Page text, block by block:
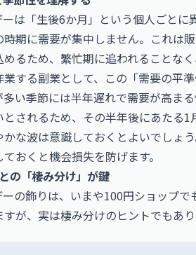
は「生後6か月」という個人ごと
時期に需要が集中しません。これは
めるため、繁忙期に追われることな
する副業として、この「需要の平
い季節には半年遅れで需要が高ま
されるため、その半年後にあたる
かな波は意識しておくとよいでしょ
おくと機会損失を防げます。
の「棲み分け」が鍵
の飾りは、いまや100円ショップ
が、実は棲み分けのヒントでもあり